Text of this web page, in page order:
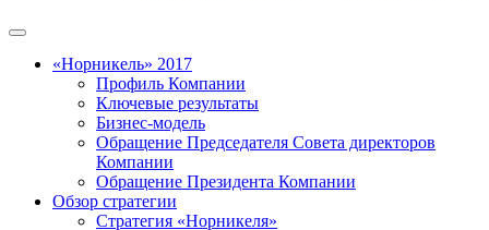
«Норникель» 2017
Профиль Компании
Ключевые результаты
Бизнес-модель
Обращение Председателя Совета директоров
Компании
Обращение Президента Компании
Обзор стратегии
Стратегия «Норникеля»